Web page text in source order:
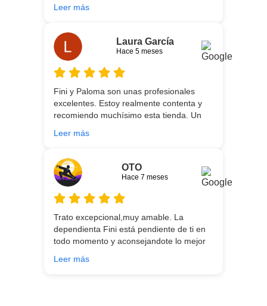
gracias!
que estés necesitando sean los mejores.
trabajo impecable en el transporte y
montaje, unos chicos encantadores. Hace
5 años conocí la tienda, y vuelvo
encantada de contar con su asesoría y
equipo.
Leer más
Laura García
Hace 5 meses
Fini y Paloma son unas profesionales
excelentes. Estoy realmente contenta y
recomiendo muchísimo esta tienda. Un
entrega.
Leer más
OTO
Hace 7 meses
Trato excepcional,muy amable. La
dependienta Fini está pendiente de ti en
todo momento y aconsejandote lo mejor
buscando!!
Leer más